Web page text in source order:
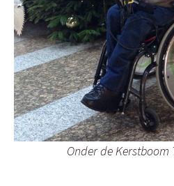
Onder de Kerstboom